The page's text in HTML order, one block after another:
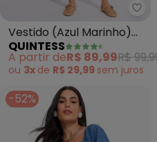
Vestido (Azul Marinho)
com Decote
Transpassado
QUINTESS
A partir deR$ 89,99R$
ou 3x de R$ 29,99 sem juros
-52%